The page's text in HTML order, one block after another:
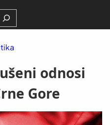
Search
odnosi
Gore